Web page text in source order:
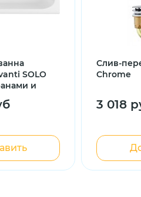
SOLO
и
Слив-
Chrome
3 018